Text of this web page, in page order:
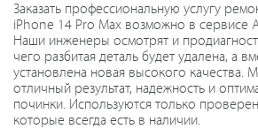
Заказать профессиональную услугу
iPhone 14 Pro Max возможно в сервисе
Наши инженеры осмотрят и
чего разбитая деталь будет удалена, а
установлена новая высокого качества.
отличный результат, надежность и
починки. Используются только
которые всегда есть в наличии.